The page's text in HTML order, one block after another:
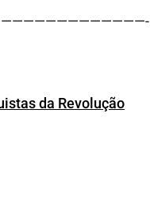
da Revolução